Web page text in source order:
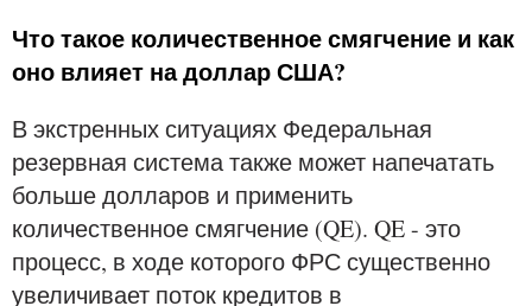
Что такое количественное смягчение и как
оно влияет на доллар США?
В экстренных ситуациях Федеральная
резервная система также может напечатать
больше долларов и применить
количественное смягчение (QE). QE - это
процесс, в ходе которого ФРС существенно
увеличивает поток кредитов в